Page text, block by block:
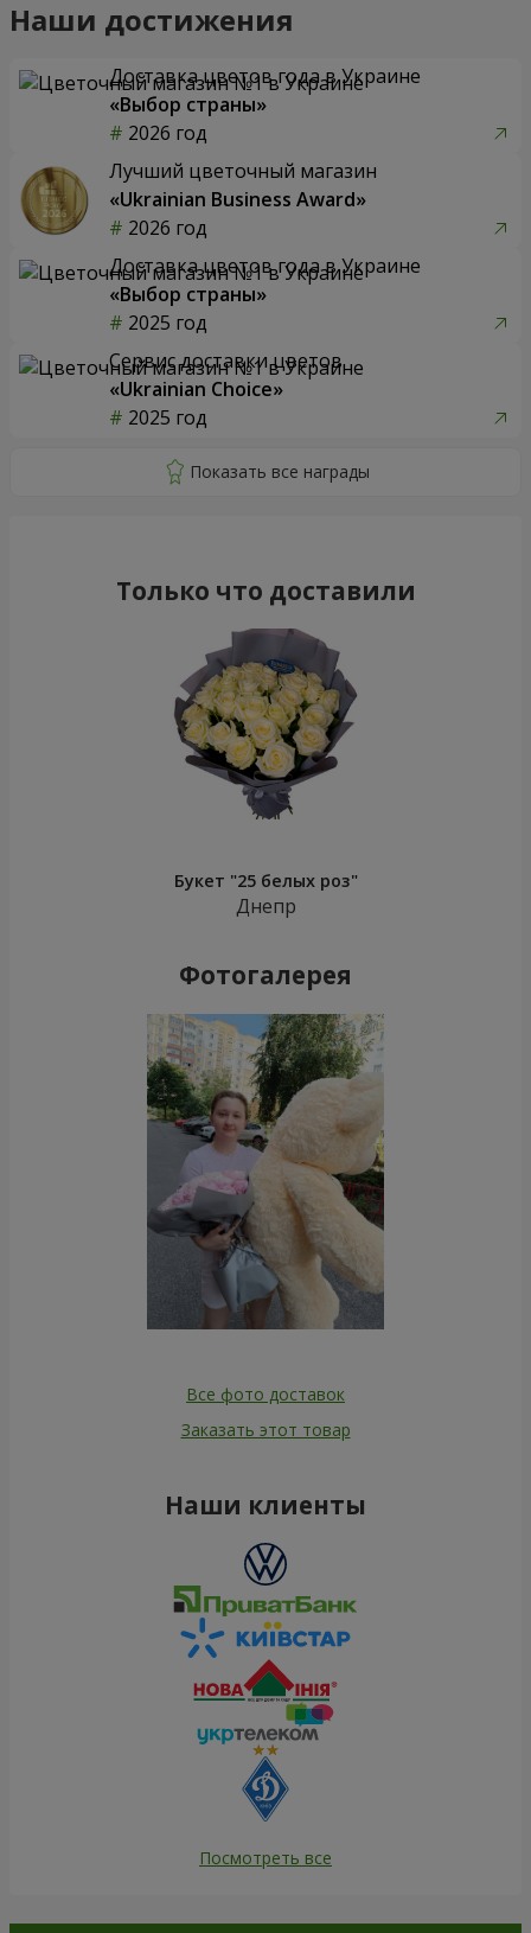
Наши достижения
Доставка цветов года в Украине
«Выбор страны»
2026 год
Лучший цветочный магазин
«Ukrainian Business Award»
2026 год
Доставка цветов года в Украине
«Выбор страны»
2025 год
Сервис доставки цветов
«Ukrainian Choice»
2025 год
Только что доставили
Букет "25 белых роз"
Днепр
Фотогалерея
Все фото доставок
Заказать этот товар
Наши клиенты
Посмотреть все